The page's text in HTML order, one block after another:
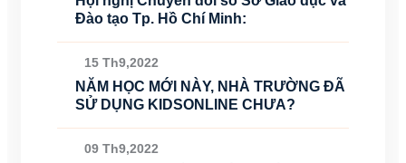
Đào tạo Tp. Hồ Chí Minh:
15 Th9,2022
NĂM HỌC MỚI NÀY, NHÀ TRƯỜNG ĐÃ
SỬ DỤNG KIDSONLINE CHƯA?
09 Th9,2022